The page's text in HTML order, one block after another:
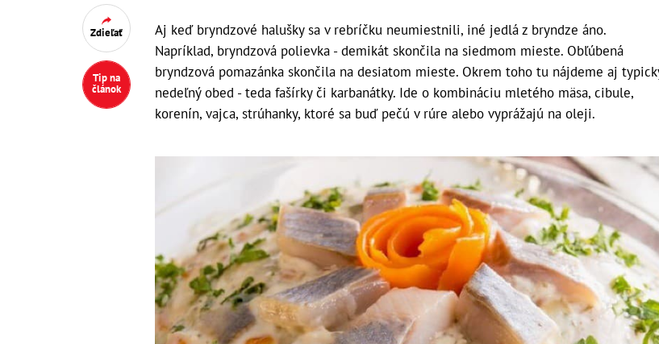
Zdieľať
Tip na
článok
Aj keď bryndzové halušky sa v rebríčku neumiestnili, iné jedlá z bryndze áno.
Napríklad, bryndzová polievka - demikát skončila na siedmom mieste. Obľúbená
bryndzová pomazánka skončila na desiatom mieste. Okrem toho tu nájdeme aj
nedeľný obed - teda fašírky či karbanátky. Ide o kombináciu mletého mäsa, cibule,
korenín, vajca, strúhanky, ktoré sa buď pečú v rúre alebo vyprážajú na oleji.